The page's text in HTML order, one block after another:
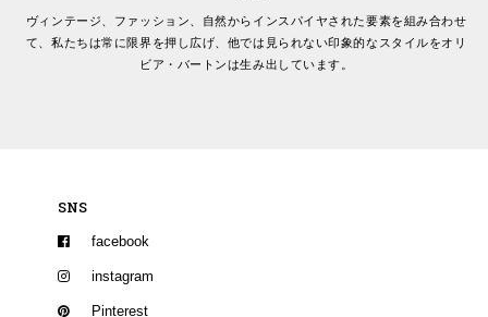
ヴィンテージ、ファッション、自然からインスパイヤされた要素を組み合わせ
て、私たちは常に限界を押し広げ、他では見られない印象的なスタイルをオリ
ビア・バートンは生み出しています。
SNS
facebook
instagram
Pinterest